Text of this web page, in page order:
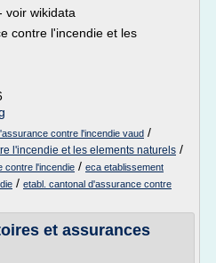
voir wikidata
contre l'incendie et les
contre l'incendie vaud /
l'incendie et les elements naturels /
contre l'incendie / eca etablissement
/ etabl. cantonal d'assurance contre
et assurances